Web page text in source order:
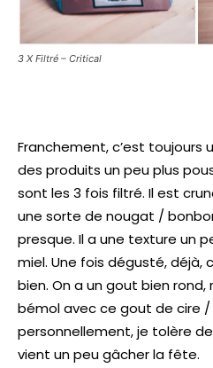
3 X Filtré – Critical
Franchement, c’est toujours
des produits un peu plus
sont les 3 fois filtré. Il est
une sorte de nougat /
presque. Il a une texture un
miel. Une fois dégusté, déjà,
bien. On a un gout bien rond,
bémol avec ce gout de cire /
personnellement, je tolère
vient un peu gâcher la fête.